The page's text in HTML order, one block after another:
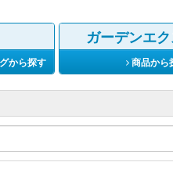
から探す
ガーデンエ
商品から